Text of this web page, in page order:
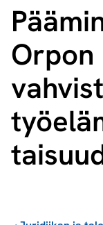
Orpon